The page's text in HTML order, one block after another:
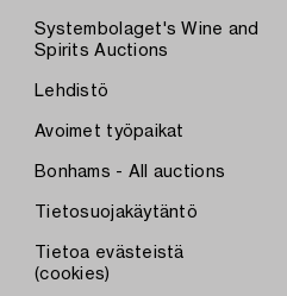
Systembolaget's Wine and
Spirits Auctions
Lehdistö
Avoimet työpaikat
Bonhams - All auctions
Tietosuojakäytäntö
Tietoa evästeistä
(cookies)